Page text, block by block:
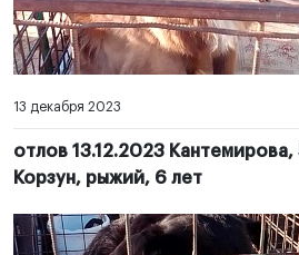
13 декабря 2023
отлов 13.12.2023 Кантемирова,
Корзун, рыжий, 6 лет